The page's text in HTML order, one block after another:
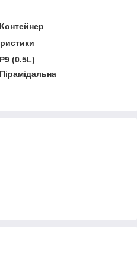
Контейнер
P9 (0.5L)
Пірамідальна